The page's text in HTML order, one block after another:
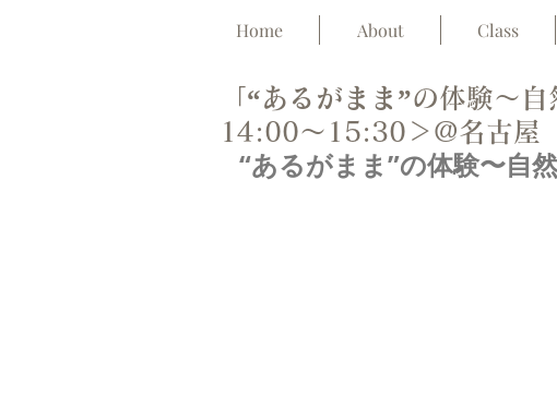
Home About Class
「“あるがまま”の体験〜
14:00〜15:30＞@名古屋
“あるがまま”の体験〜自